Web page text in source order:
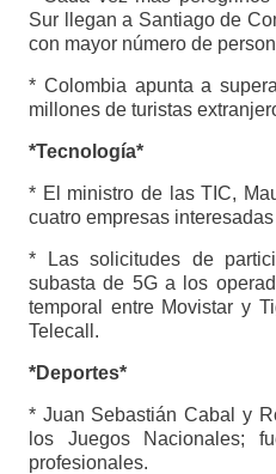
Sur llegan a Santiago de
con mayor número de
* Colombia apunta a
millones de turistas
*Tecnología*
* El ministro de las TIC,
cuatro empresas
* Las solicitudes de
subasta de 5G a los
temporal entre Movistar y
Telecall.
*Deportes*
* Juan Sebastián Cabal y
los Juegos Nacionales;
profesionales.